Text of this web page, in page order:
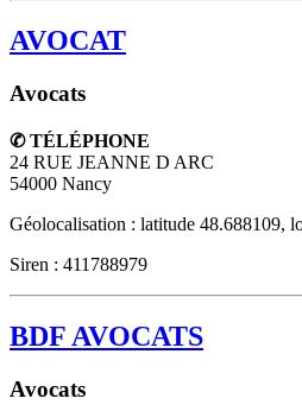
AVOCAT
Avocats
✆ TÉLÉPHONE
24 RUE JEANNE D ARC
54000 Nancy
Géolocalisation : latitude 48.688109,
Siren : 411788979
BDF AVOCATS
Avocats